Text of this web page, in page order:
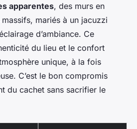
apparentes, des murs en
mariés à un jacuzzi
d’ambiance. Ce
du lieu et le confort
unique, à la fois
C’est le bon compromis
du cachet sans sacrifier le